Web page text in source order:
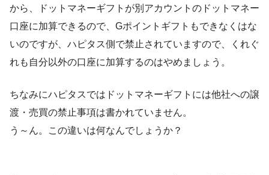
から、ドットマネーギフトが別アカウントのドットマネー
口座に加算できるので、Gポイントギフトもできなくはな
いのですが、ハピタス側で禁止されていますので、くれぐ
れも自分以外の口座に加算するのはやめましょう。
ちなみにハピタスではドットマネーギフトには他社への譲
渡・売買の禁止事項は書かれていません。
う～ん。この違いは何なんでしょうか？